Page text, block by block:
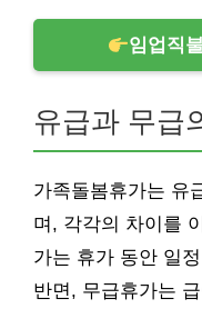
임업직
유급과 무급
가족돌봄휴가는 유
며, 각각의 차이를
가는 휴가 동안 일
반면, 무급휴가는